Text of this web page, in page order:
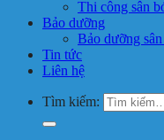
Thi công sân
Bảo dưỡng
Bảo dưỡng
Tin tức
Liên hệ
Tìm kiếm: